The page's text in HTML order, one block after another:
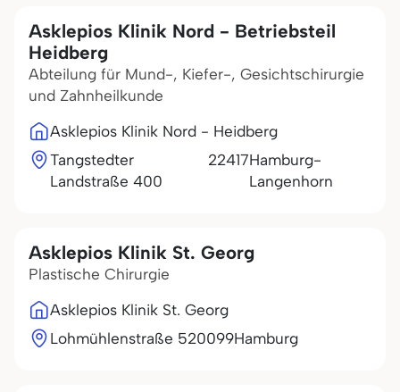
Asklepios Klinik Nord - Betriebsteil
Heidberg
Abteilung für Mund-, Kiefer-, Gesichtschirurgie
und Zahnheilkunde
Asklepios Klinik Nord - Heidberg
Tangstedter
Landstraße 400
22417Hamburg-
Langenhorn
Asklepios Klinik St. Georg
Plastische Chirurgie
Asklepios Klinik St. Georg
Lohmühlenstraße 520099Hamburg